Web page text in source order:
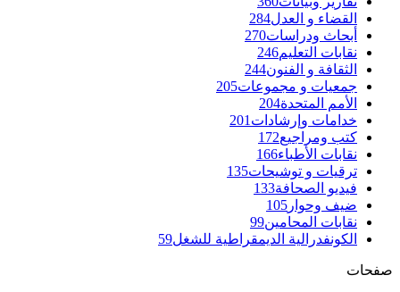
القضاء و العدل284
أبحاث ودراسات270
نقابات التعليم246
الثقافة و الفنون244
جمعيات و مجموعات205
الأمم المتحدة204
خدامات وإرشادات 201
كتب ومراجيع172
نقابات الأطباء166
ترقيات و توشيحات135
فيديو الصحافة133
ضيف وحوار 105
نقابات المحامين99
الكونفدرالية الديمقراطية للشغل59
صفحات